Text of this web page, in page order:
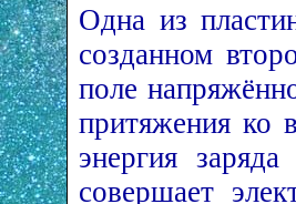
Одна из
созданном
поле
притяжения ко
энергия заряда
совершает